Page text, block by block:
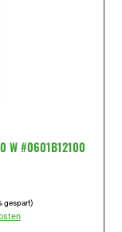
W #0601B12100
gespart)